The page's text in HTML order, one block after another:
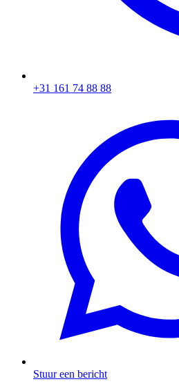
+31 161 74 88 88‬​​​​‌ ‍ ​‍​‍‌‍ ‌ ​‍‌‍‍‌‌‍‌ ‌‍‍‌‌‍ ‍​‍​‍​ ‍‍​‍​‍‌ ​ ‌‍​‌‌‍ ‍‌‍‍‌‌ ‌​‌ ‍‌​‍ ‍‌‍‍‌‌‍ ​‍​‍​‍ ​​‍​‍‌‍‍​‌ ​‍‌‍‌‌‌‍‌‍​‍​‍​ ‍‍​‍​‍‌‍‍​‌ ‌​‌ ‌​‌ ​​​ ‍‍​‍ ​‍ ‌‍ ​‌‍ ‌‍​ ‌‍​‌‌‍ ​‌‍‍​‌‍ ‌ ​ ‌ ‌​​ ‍‍​ ​ ​ ​ ​ ​ ​ ​ ​‍ ‌‍‍‌‌‍ ‍‌ ‌​‌‍‌‌‌‍ ‍‌ ‌​​‍ ‌‍‌‌‌‍‌​‌‍‍‌‌ ‌​​‍ ‌‍ ‌‌‍ ‌‍‌​‌‍‌‌​ ‌‌ ​​‌ ​‍‌‍‌‌‌ ​ ‌‍‌‌‌‍ ‍‌ ‌​‌‍​‌‌ ‌​‌‍‍‌‌‍ ‌‍ ‍​ ‍ ‌‍‍‌‌‍‌​​ ‌‌‍‌ ‌‍ ​‌‍ ‌‍​‍‌‍​‌‌‍ ​​ ‍ ‌ ‌​‌ ‍‌‌ ​​‌‍‌‌​ ‌‌‍‌ ‌‍ ​‌‍ ‌‍​‍‌‍​‌‌‍ ​​ ‍ ‌ ​​‌‍​‌‌ ‌​‌‍‍​​ ‌‌‍​ ‌‍ ‌‍ ‍‌ ‌​‌‍​‌‌‍​ ‌ ‌​​‍ ‍‌ ​​‌‍‍​‌‍ ‌‍ ‍‌‍‌‌​ ‌‍​‍‌‍​‌‌ ​ ‌‍‌‌‌‌‌‌‌ ​‍‌‍ ​​ ‌‌‍‍​‌ ‌​‌ ‌​‌ ​​​‍‌‌​ ​ ‌​​‌​‍‌‌​ ​‍‌​‌‍​‍‌‌​ ​‍‌​‌‍‌‍ ​‌‍ ‌‍​ ‌‍​‌‌‍ ​‌‍‍​‌‍ ‌ ​ ‌ ‌​​‍‌‌​ ​ ‌​​‌​ ​ ​ ​ ​ ​ ​ ​ ​‍‌‍‌‍‍‌‌‍‌​​ ‌‌‍‌ ‌‍ ​‌‍ ‌‍​‍‌‍​‌‌‍ ​​‍‌‍‌ ‌​‌ ‍‌‌ ​​‌‍‌‌​ ‌‌‍‌ ‌‍ ​‌‍ ‌‍​‍‌‍​‌‌‍ ​​‍‌‍‌ ​​‌‍​‌‌ ‌​‌‍‍​​ ‌‌‍​ ‌‍ ‌‍ ‍‌ ‌​‌‍​‌‌‍​ ‌ ‌​​‍ ‍‌ ​​‌‍‍​‌‍ ‌‍ ‍‌‍‌‌​‍‌‍‌ ​​‌‍‌‌‌ ​‍‌ ​ ‌ ​​‌‍‌‌‌‍​ ‌ ‌​‌‍‍‌‌ ‌‍‌‍‌‌​ ‌‌ ​​‌ ‌‌‌‍​‍‌‍ ​‌‍‍‌‌ ​ ‌‍‍​‌‍‌‌‌‍‌​​‍​‍‌ ‌
Stuur een bericht